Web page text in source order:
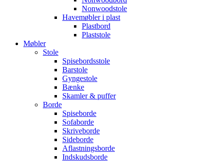
Nonwoodstole
Havemøbler i plast
Plastbord
Plaststole
Møbler
Stole
Spisebordsstole
Barstole
Gyngestole
Bænke
Skamler & puffer
Borde
Spiseborde
Sofaborde
Skriveborde
Sideborde
Aflastningsborde
Indskudsborde